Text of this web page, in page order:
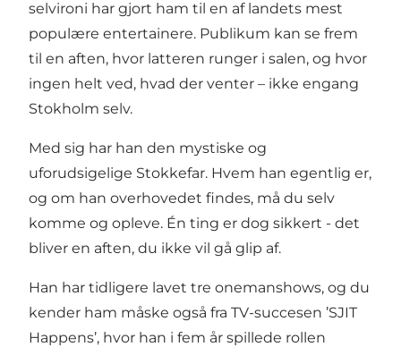
selvironi har gjort ham til en af landets mest
populære entertainere. Publikum kan se frem
til en aften, hvor latteren runger i salen, og hvor
ingen helt ved, hvad der venter – ikke engang
Stokholm selv.
Med sig har han den mystiske og
uforudsigelige Stokkefar. Hvem han egentlig er,
og om han overhovedet findes, må du selv
komme og opleve. Én ting er dog sikkert - det
bliver en aften, du ikke vil gå glip af.
Han har tidligere lavet tre onemanshows, og du
kender ham måske også fra TV-succesen ’SJIT
Happens’, hvor han i fem år spillede rollen